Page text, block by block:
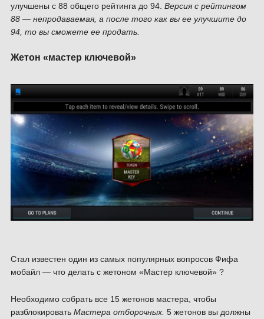
улучшены с 88 общего рейтинга до 94. Версия с рейтингом
88 — непродаваемая, а после того как вы ее улучшите до
94, то вы сможете ее продать.
Жетон «мастер ключевой»
Стал известен один из самых популярных вопросов Фифа
мобайл — что делать с жетоном «Мастер ключевой» ?
Необходимо собрать все 15 жетонов мастера, чтобы
разблокировать Мастера отборочных. 5 жетонов вы должны